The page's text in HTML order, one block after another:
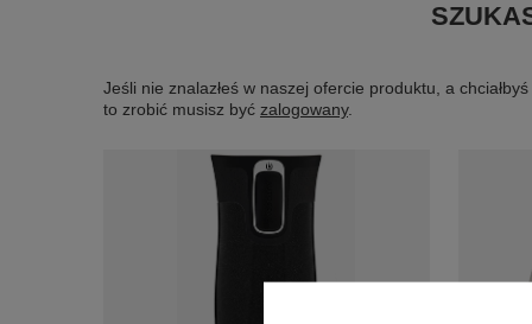
Jeśli nie znalazłeś w naszej ofercie produktu, a
to zrobić musisz być zalogowany.